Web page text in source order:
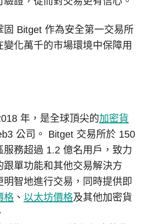
固 Bitget 作為安全第一交易所
變化萬千的市場環境中保障用
年，是全球頂尖的加密貨
公司。 Bitget 交易所於 150
服務超過 1.2 億名用戶，致力
跟單功能和其他交易解決方
明智地進行交易，同時提供即
格 、 以太坊價格及其他加密貨